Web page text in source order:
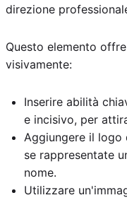
direzione
Questo elemento
visivamente:
Inserire abilità
e incisivo, per
Aggiungere il logo
se rappresentate
nome.
Utilizzare